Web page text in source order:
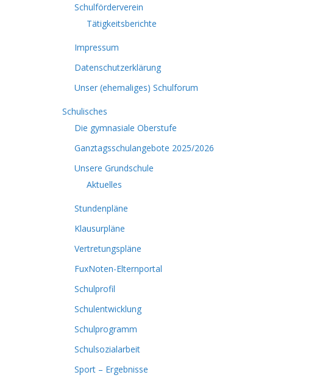
Schulförderverein
Tätigkeitsberichte
Impressum
Datenschutzerklärung
Unser (ehemaliges) Schulforum
Schulisches
Die gymnasiale Oberstufe
Ganztagsschulangebote 2025/2026
Unsere Grundschule
Aktuelles
Stundenpläne
Klausurpläne
Vertretungspläne
FuxNoten-Elternportal
Schulprofil
Schulentwicklung
Schulprogramm
Schulsozialarbeit
Sport – Ergebnisse